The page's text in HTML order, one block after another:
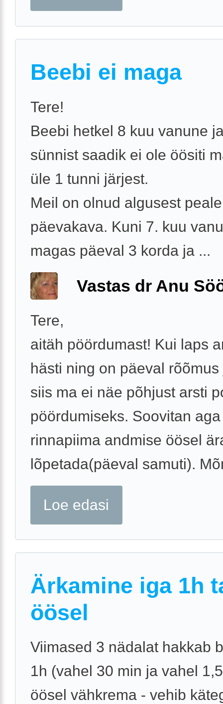
Beebi ei maga
Tere!
Beebi hetkel 8 kuu vanune
sünnist saadik ei ole öösiti
üle 1 tunni järjest.
Meil on olnud algusest
päevakava. Kuni 7. kuu
magas päeval 3 korda ja ...
Vastas dr Anu
Tere,
aitäh pöördumast! Kui laps
hästi ning on päeval
siis ma ei näe põhjust arsti
pöördumiseks. Soovitan aga
rinnapiima andmise öösel
lõpetada(päeval samuti).
Loe edasi
Ärkamine iga 1h
öösel
Viimased 3 nädalat hakkab
1h (vahel 30 min ja vahel
öösel vähkrema - vehib